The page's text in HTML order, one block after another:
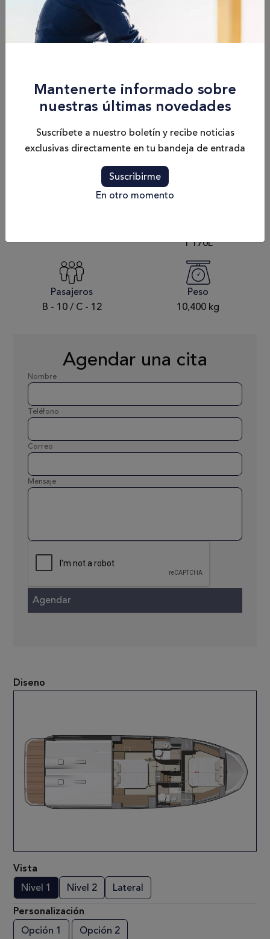
Mantenerte informado sobre
nuestras últimas novedades
Suscríbete a nuestro boletín y recibe noticias
exclusivas directamente en tu bandeja de entrada
Suscribirme
En otro momento
Eslora
42'10" / 13,06 m
2 x Cummins 6.7 - 380 CV/HP - V-drive/ 2 x Cummins
6.7 - 425 CV/HP - V-drive
Camarotes
2 Cabinas - 4 camas
Calado
1 170L
Pasajeros
B - 10 / C - 12
Peso
10,400 kg
Agendar una cita
Nombre
Teléfono
Correo
Mensaje
Diseno
Vista
Nivel 1 Nivel 2 Lateral
Personalización
Opción 1 Opción 2